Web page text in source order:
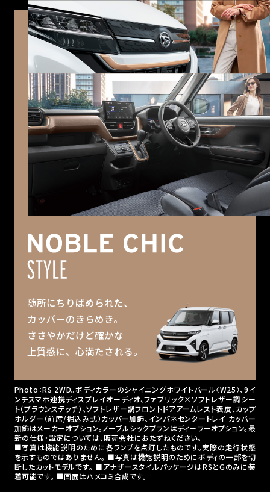
随所にちりばめられた、
カッパーのきらめき。
ささやかだけど確かな
上質感に、心満たされる。
Photo：RS 2WD。ボディカラーのシャイニングホワイトパール〈W25〉、9イ
ンチスマホ連携ディスプレイオーディオ、ファブリック×ソフトレザー調シー
ト（ブラウンステッチ）、ソフトレザー調フロントドアアームレスト表皮、カップ
ホルダー（前席/掘込み式）カッパー加飾、インパネセンタートレイ カッパー
加飾はメーカーオプション。ノーブルシックプランはディーラーオプション。最
新の仕様・設定については、販売会社におたずねください。
■写真は機能説明のために各ランプを点灯したものです。実際の走行状態
を示すものではありません。 ■写真は機能説明のためにボディの一部を切
断したカットモデルです。 ■アナザースタイルパッケージはRSとGのみに装
着可能です。 ■画面はハメコミ合成です。